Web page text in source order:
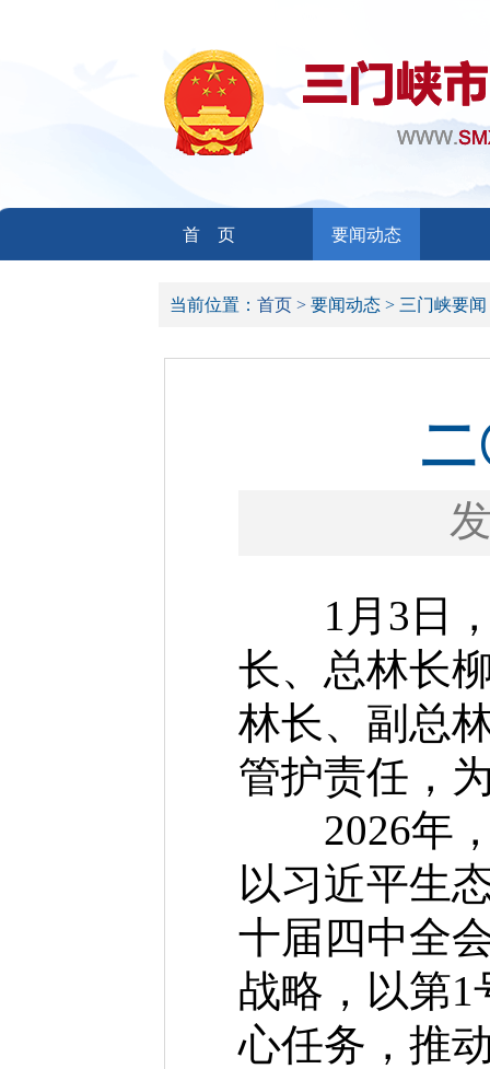
首 页 要闻动态
当前位置： 首页 > 要闻动态 > 三门峡要
1月3日，
长、总林长
林长、副总
管护责任，
2026年，
以习近平生
十届四中全
战略，以第1
心任务，推